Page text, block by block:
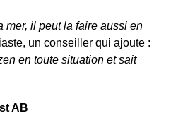
mer, il peut la faire aussi en
un conseiller qui ajoute :
en toute situation et sait
AB